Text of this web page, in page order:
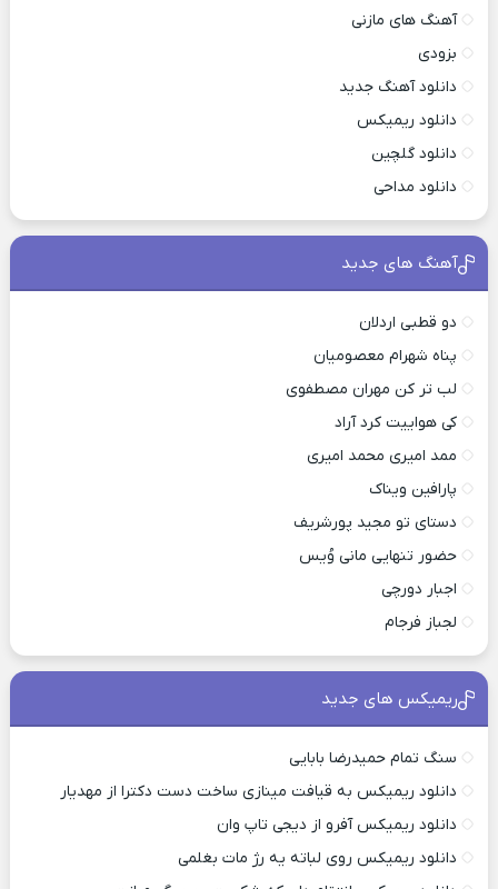
آهنگ های مازنی
بزودی
دانلود آهنگ جدید
دانلود ریمیکس
دانلود گلچین
دانلود مداحی
آهنگ های جدید
دو قطبی اردلان
پناه شهرام معصومیان
لب تر کن مهران مصطفوی
کی هواییت کرد آراد
ممد امیری محمد امیری
پارافین ویناک
دستای تو مجید پورشریف
حضور تنهایی مانی وُیس
اجبار دورچی
لجباز فرجام
ریمیکس های جدید
سنگ تمام حمیدرضا بابایی
دانلود ریمیکس به قیافت مینازی ساخت دست دکترا از مهدیار
دانلود ریمیکس آفرو از ديجی تاپ وان
دانلود ریمیکس روی لباته یه رژ مات بغلمی